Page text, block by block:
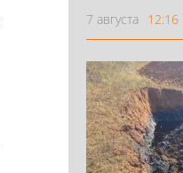
7 августа 12:16